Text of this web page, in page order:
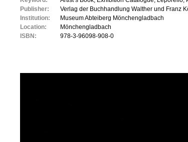
Publisher:
Verlag der Buchhandlung Walther und Franz
Institution:
Museum Abteiberg Mönchengladbach
Location:
Mönchengladbach
ISBN:
978-3-96098-908-0